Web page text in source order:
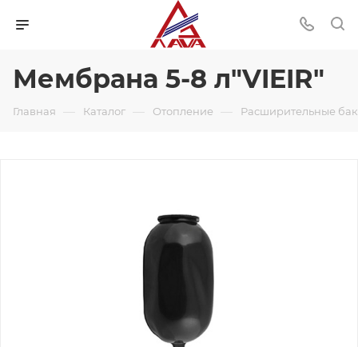
Мембрана 5-8 л"VIEIR"
Главная — Каталог — Отопление — Расширительные